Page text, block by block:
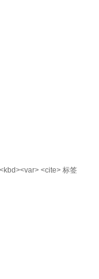
<cite> 标签